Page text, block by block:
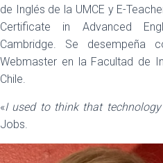
de Inglés de la UMCE y E-
Certificate in Advanced
Cambridge. Se
Webmaster en la Facultad de
Chile.
«I used to think that
Jobs.